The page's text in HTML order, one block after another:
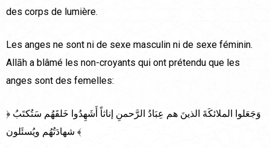
des corps de lumière.
Les anges ne sont ni de sexe masculin ni de sexe féminin.
Allāh a blâmé les non-croyants qui ont prétendu que les
anges sont des femelles:
﴿ وَجَعَلوا الملائكَةَ الذينَ هم عِبَادُ الرَّحمنِ إناثاً أَشَهِدُوا خَلقَهُم سَتُكتَبُ
شهادَتُهُم ويُسئَلون ﴾